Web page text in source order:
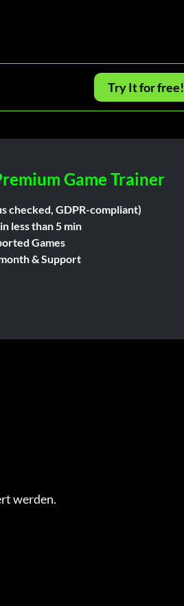
Try It for free!
Game Trainer
checked, GDPR-compliant)
less than 5 min
Games
& Support
werden.